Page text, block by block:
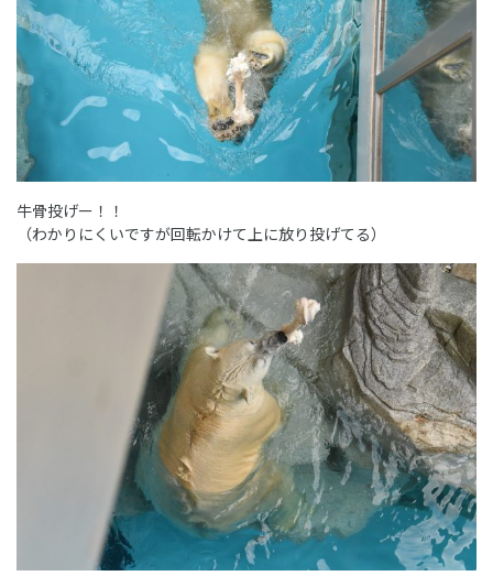
牛骨投げー！！
（わかりにくいですが回転かけて上に放り投げてる）